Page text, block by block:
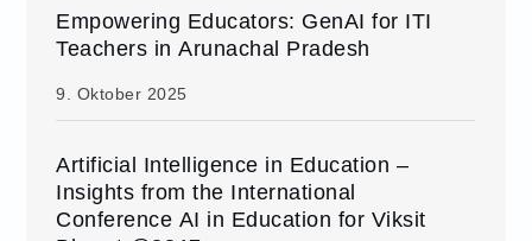
Empowering Educators: GenAI for ITI
Teachers in Arunachal Pradesh
9. Oktober 2025
Artificial Intelligence in Education –
Insights from the International
Conference AI in Education for Viksit